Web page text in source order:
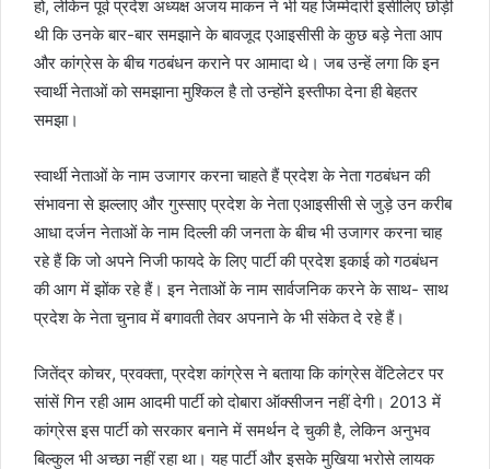
हो, लेकिन पूर्व प्रदेश अध्यक्ष अजय माकन ने भी यह जिम्मेदारी इसीलिए छोड़ी
थी कि उनके बार-बार समझाने के बावजूद एआइसीसी के कुछ बड़े नेता आप
और कांग्रेस के बीच गठबंधन कराने पर आमादा थे। जब उन्हें लगा कि इन
स्वार्थी नेताओं को समझाना मुश्किल है तो उन्होंने इस्तीफा देना ही बेहतर
समझा।
स्वार्थी नेताओं के नाम उजागर करना चाहते हैं प्रदेश के नेता गठबंधन की
संभावना से झल्लाए और गुस्साए प्रदेश के नेता एआइसीसी से जुड़े उन करीब
आधा दर्जन नेताओं के नाम दिल्ली की जनता के बीच भी उजागर करना चाह
रहे हैं कि जो अपने निजी फायदे के लिए पार्टी की प्रदेश इकाई को गठबंधन
की आग में झोंक रहे हैं। इन नेताओं के नाम सार्वजनिक करने के साथ- साथ
प्रदेश के नेता चुनाव में बगावती तेवर अपनाने के भी संकेत दे रहे हैं।
जितेंद्र कोचर, प्रवक्ता, प्रदेश कांग्रेस ने बताया कि कांग्रेस वेंटिलेटर पर
सांसें गिन रही आम आदमी पार्टी को दोबारा ऑक्सीजन नहीं देगी। 2013 में
कांग्रेस इस पार्टी को सरकार बनाने में समर्थन दे चुकी है, लेकिन अनुभव
बिल्कुल भी अच्छा नहीं रहा था। यह पार्टी और इसके मुखिया भरोसे लायक